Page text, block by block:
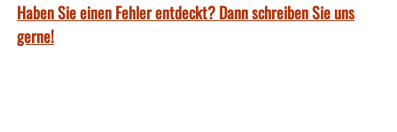
Haben Sie einen Fehler entdeckt? Dann schreiben Sie uns
gerne!